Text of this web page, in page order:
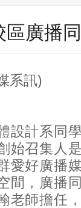
區廣播
系訊)
設計系同
始召集人
愛好廣播
間，廣播
老師擔任